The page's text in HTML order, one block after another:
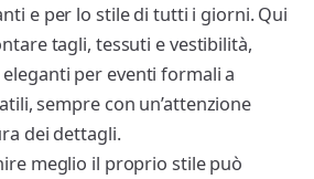
e per lo stile di tutti i giorni. Qui
tagli, tessuti e vestibilità,
per eventi formali a
sempre con un’attenzione
dei dettagli.
meglio il proprio stile può